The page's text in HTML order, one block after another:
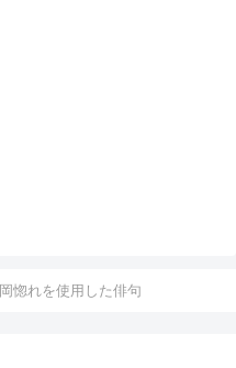
岡惚れを使用した俳句